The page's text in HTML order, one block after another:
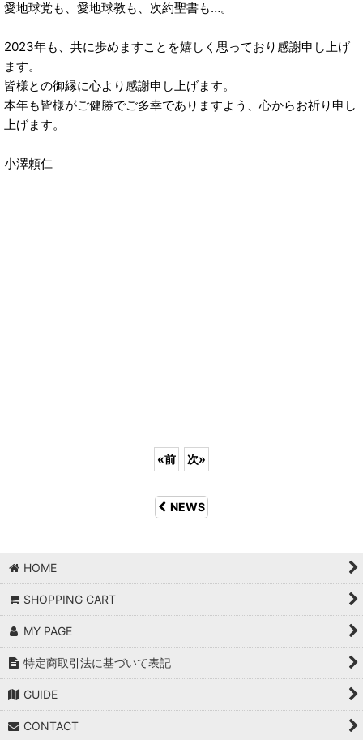
愛地球党も、愛地球教も、次約聖書も…。
2023年も、共に歩めますことを嬉しく思っており感謝申し上げ
ます。
皆様との御縁に心より感謝申し上げます。
本年も皆様がご健勝でご多幸でありますよう、心からお祈り申し
上げます。
小澤頼仁
«前 次»
NEWS
HOME
SHOPPING CART
MY PAGE
特定商取引法に基づいて表記
GUIDE
CONTACT